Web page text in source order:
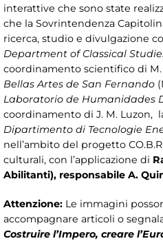
interattive che sono state
che la Sovrintendenza
ricerca, studio e divulgazione
Department of Classical
coordinamento scientifico di M.
Bellas Artes de San Fernando
Laboratorio de Humanidades
coordinamento di J. M. Luzon,
Dipartimento di Tecnologie
nell’ambito del progetto
culturali, con l’applicazione di
Abilitanti), responsabile A.
Attenzione: Le immagini
accompagnare articoli o
Costruire l’Impero, creare